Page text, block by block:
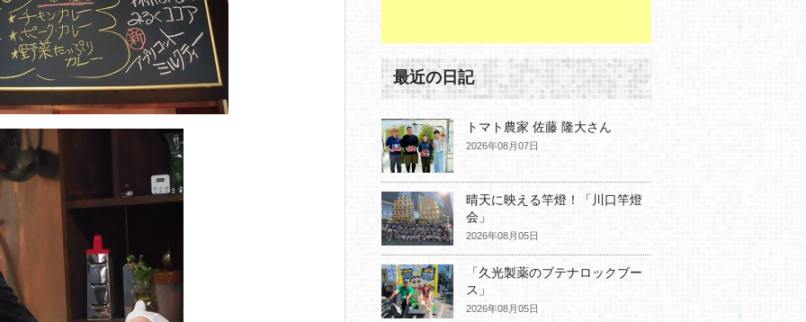
最近の日記
トマト農家 佐藤 隆大さん
2026年08月07日
晴天に映える竿燈！「川口竿燈
会」
2026年08月05日
「久光製薬のブテナロックブー
ス」
2026年08月05日